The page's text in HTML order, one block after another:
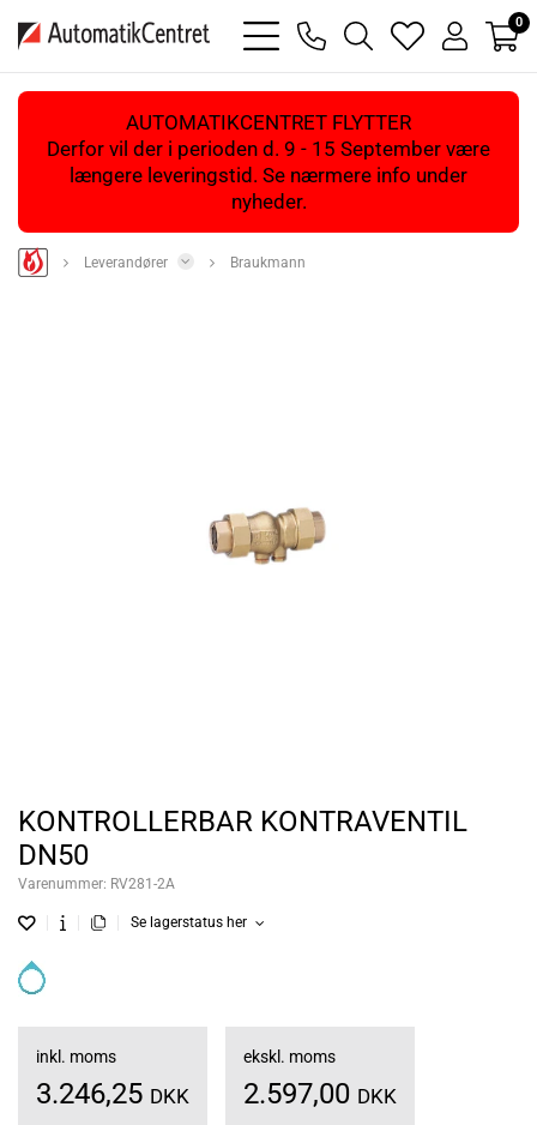
bars
light
phone
magnifying
glass
heart
light
user
light
0
AUTOMATIKCENTRET FLYTTER
Derfor vil der i perioden d. 9 - 15 September være
længere leveringstid. Se nærmere info under
nyheder.
Leverandører Braukmann
KONTROLLERBAR KONTRAVENTIL
DN50
Varenummer: RV281-2A
Se lagerstatus her
inkl. moms
3.246,25 DKK
ekskl. moms
2.597,00 DKK